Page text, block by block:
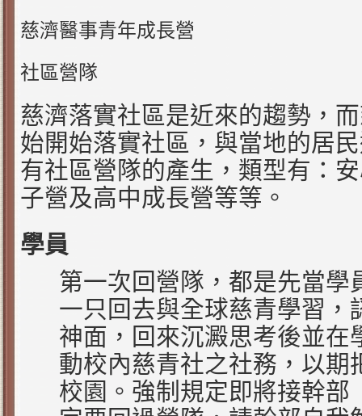
慈濟醫事青年成長營
社區營隊
慈濟落實社區是近來的趨勢，
始開始落實社區，與當地的居
有社區營隊的產生，類型有：
子營及高中成長營等等。
學員
第一次回營隊，都是先當學
一只回去與全球慈青學習，
神面，回來沉澱思考後並在
動校內慈青社之社務，以期
校園。強制規定即將接幹部